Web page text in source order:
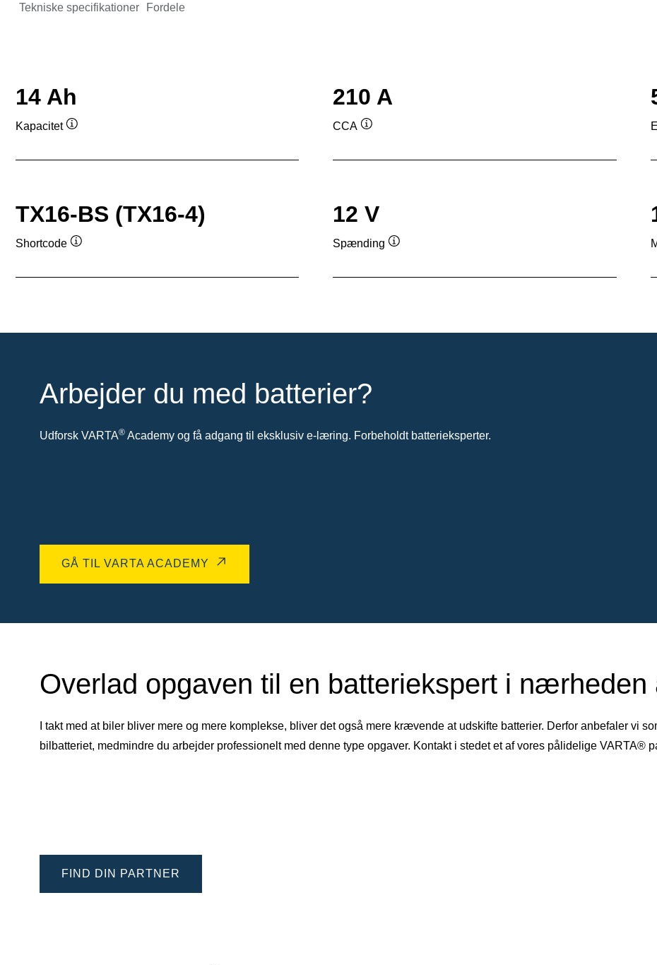
Tekniske specifikationer Fordele
14 Ah
Kapacitet
210 A
CCA
TX16-BS (TX16-4)
Shortcode
12 V
Spænding
Arbejder du med batterier?
Udforsk VARTA® Academy og få adgang til eksklusiv e-læring. Forbeholdt batterieksperter.
GÅ TIL VARTA ACADEMY
Overlad opgaven til en batteriekspert i nærheden
I takt med at biler bliver mere og mere komplekse, bliver det også mere krævende at udskifte batterier. Derfor anbefaler vi
bilbatteriet, medmindre du arbejder professionelt med denne type opgaver. Kontakt i stedet et af vores pålidelige VARTA®
FIND DIN PARTNER